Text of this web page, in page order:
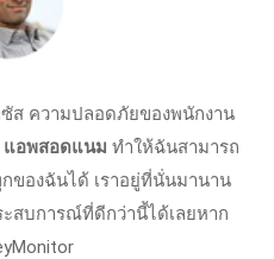
ส ความปลอดภัยของพนักงาน
แอพสอดแนม ทําให้ฉันสามารถ
ของฉันได้ เราอยู่ที่นั่นมานาน
สบการณ์ที่ดีกว่านี้ได้เลยหาก